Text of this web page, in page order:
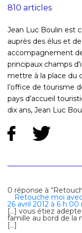
810 articles
Jean Luc Boulin est
auprès des élus et
accompagnement
principaux champs
mettre à la place du
l’office de tourisme
pays d’accueil
dix ans, Jean Luc
0 réponse à
Retouche moi
26 avril 2012 à 6 h 00
[…] vous étiez
famille au bord de la
[…]